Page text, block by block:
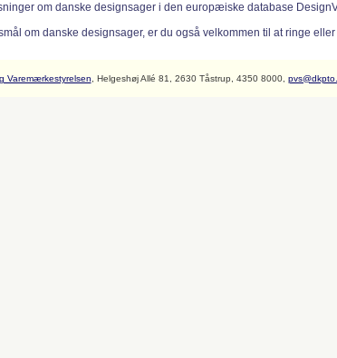
om danske designsager i den europæiske database
om danske designsager, er du også velkommen til at ringe eller
Varemærkestyrelsen , Helgeshøj Allé 81, 2630 Tåstrup, 4350 8000,